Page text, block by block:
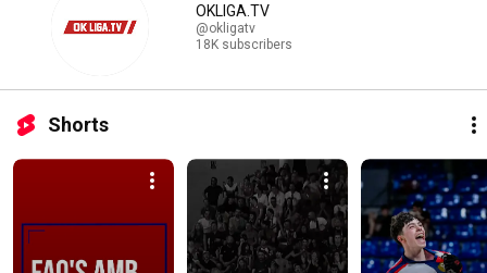
OKLIGA.TV
@okligatv
18K subscribers
Shorts